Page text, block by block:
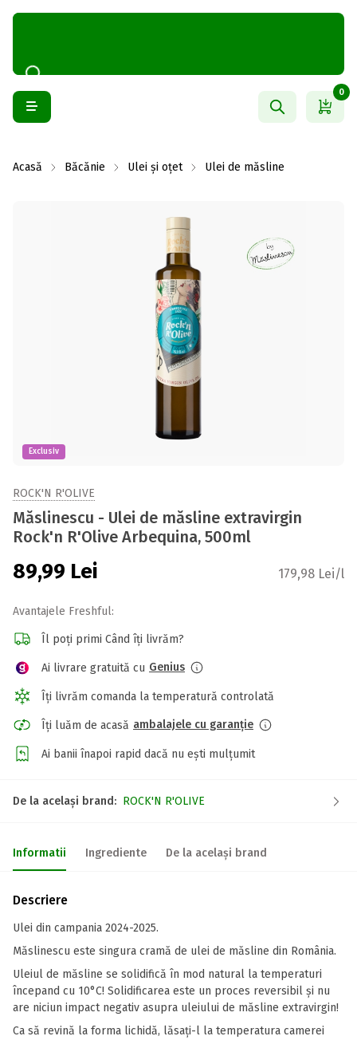
0
Acasă Băcănie Ulei și oțet Ulei de măsline
Exclusiv
ROCK'N R'OLIVE
Măslinescu - Ulei de măsline extravirgin
Rock'n R'Olive Arbequina, 500ml
89,99 Lei 179,98 Lei/l
Avantajele Freshful:
Îl poți primi Când îți livrăm?
Ai livrare gratuită cu Genius
Îți livrăm comanda la temperatură controlată
Îți luăm de acasă ambalajele cu garanție
Ai banii înapoi rapid dacă nu ești mulțumit
De la același brand: ROCK'N R'OLIVE
Informatii Ingrediente De la același brand
Descriere
Ulei din campania 2024-2025.
Măslinescu este singura cramă de ulei de măsline din România.
Uleiul de măsline se solidifică în mod natural la temperaturi
începand cu 10°C! Solidificarea este un proces reversibil și nu
are niciun impact negativ asupra uleiului de măsline extravirgin!
Ca să revină la forma lichidă, lăsați-l la temperatura camerei